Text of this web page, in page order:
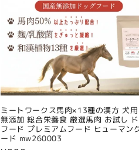
ミートワークス馬肉×13種の漢方 犬
無添加 総合栄養食 厳選馬肉 お試し
フード プレミアムフード ヒューマン
ード mw260003